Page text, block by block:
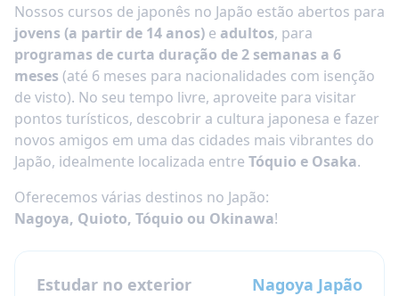
Nossos cursos de japonês no Japão estão abertos para
jovens (a partir de 14 anos) e adultos, para
programas de curta duração de 2 semanas a 6
meses (até 6 meses para nacionalidades com isenção
de visto). No seu tempo livre, aproveite para visitar
pontos turísticos, descobrir a cultura japonesa e fazer
novos amigos em uma das cidades mais vibrantes do
Japão, idealmente localizada entre Tóquio e Osaka.
Oferecemos várias destinos no Japão:
Nagoya, Quioto, Tóquio ou Okinawa!
Estudar no exterior Nagoya Japão